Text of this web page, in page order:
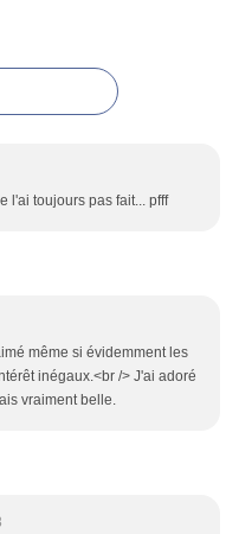
l'ai toujours pas fait... pfff
même si évidemment les
inégaux.<br /> J'ai adoré
vraiment belle.